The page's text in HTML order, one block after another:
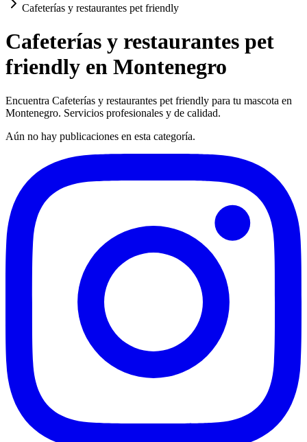
Cafeterías y restaurantes pet friendly
Cafeterías y restaurantes pet
friendly en Montenegro
Encuentra Cafeterías y restaurantes pet friendly para tu mascota en
Montenegro. Servicios profesionales y de calidad.
Aún no hay publicaciones en esta categoría.